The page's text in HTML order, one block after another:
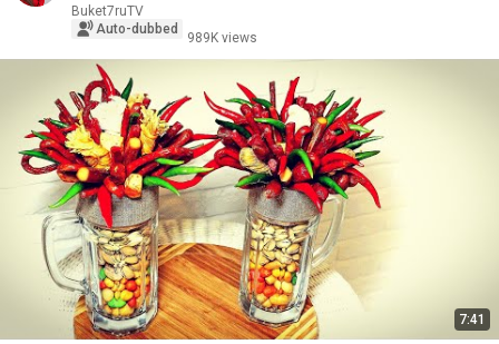
Buket7ruTV
Auto-dubbed
989K views
7:41